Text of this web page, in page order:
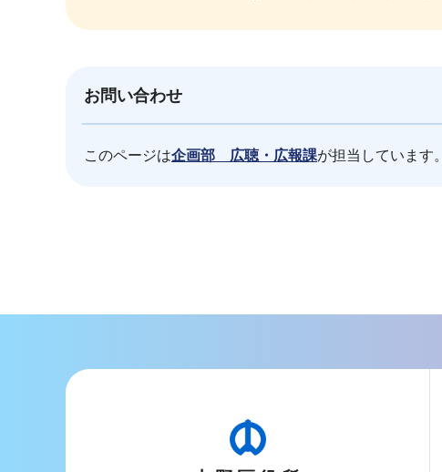
お問い合わせ
このページは企画部 広聴・広報課が担当しています。
こ